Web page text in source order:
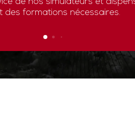
de nos simulateurs et
des formations nécessaires.